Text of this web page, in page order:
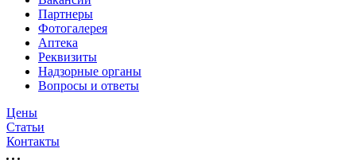
Партнеры
Фотогалерея
Аптека
Реквизиты
Надзорные органы
Вопросы и ответы
Цены
Статьи
Контакты